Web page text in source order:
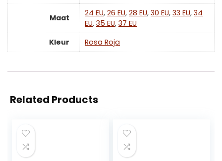
Maat 24 EU, 26 EU, 28 EU, 30 EU, 33 EU, 34
EU, 35 EU, 37 EU
Kleur
Rosa Roja
Related Products